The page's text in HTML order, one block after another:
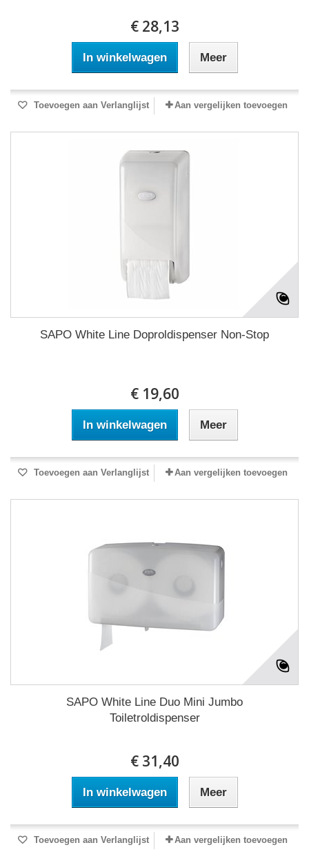
€ 28,13
In winkelwagen Meer
Toevoegen aan Verlanglijst Aan vergelijken toevoegen
SAPO White Line Doproldispenser Non-Stop
€ 19,60
In winkelwagen Meer
Toevoegen aan Verlanglijst Aan vergelijken toevoegen
SAPO White Line Duo Mini Jumbo
Toiletroldispenser
€ 31,40
In winkelwagen Meer
Toevoegen aan Verlanglijst Aan vergelijken toevoegen